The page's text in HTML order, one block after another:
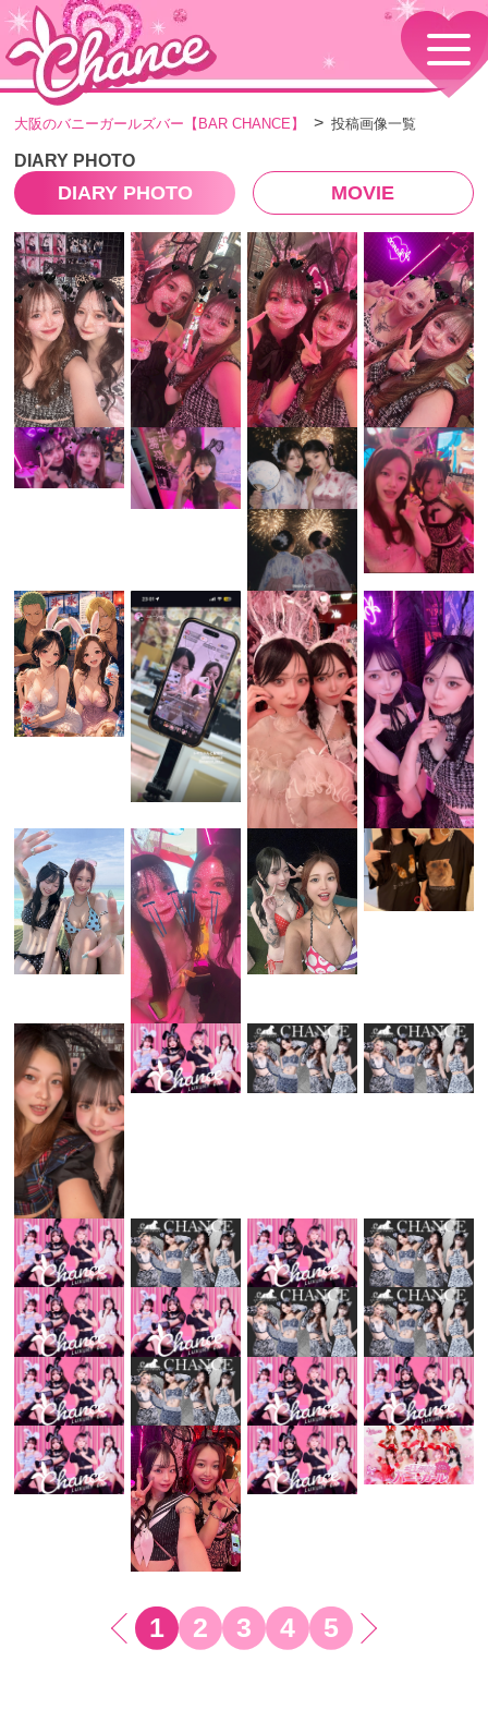
HOME
TOPページ
コンセプト
女の子情報
GALLERY
MENU
メニュー・料金
EVENTS
イベント情報
SHOP
店舗情報・よくある質問
VISITORS TO JAPAN
外国人観光客向け
RECRUIT
採用情報
大阪のバニーガールズバー【BAR CHANCE】 投稿画像一覧
DIARY PHOTO MOVIE
DIARY PHOTO
1 2 3 4 5